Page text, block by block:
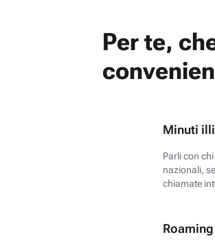
Per te,
Minuti
Parli con
nazionali,
chiamate